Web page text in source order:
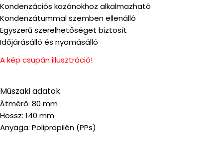
Kondenzációs kazánokhoz alkalmazható
Kondenzátummal szemben ellenálló
Egyszerű szerelhetőséget biztosít
Időjárásálló és nyomásálló
A kép csupán illusztráció!
Műszaki adatok
Átmérő: 80 mm
Hossz: 140 mm
Anyaga: Polipropilén (PPs)